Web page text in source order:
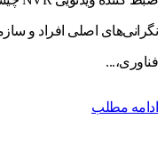
نگرانی‌های اصلی افراد و
فناوری،...
ادامه مطلب